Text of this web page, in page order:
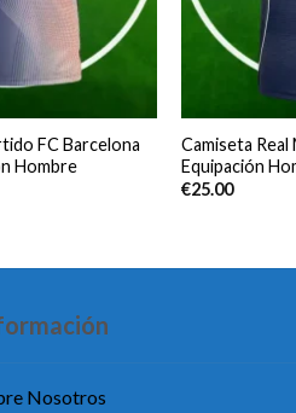
FC Barcelona
Hombre
Camiseta Real
Equipación
€25.00
Nosotros